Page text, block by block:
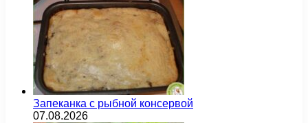
Запеканка с рыбной консервой
07.08.2026